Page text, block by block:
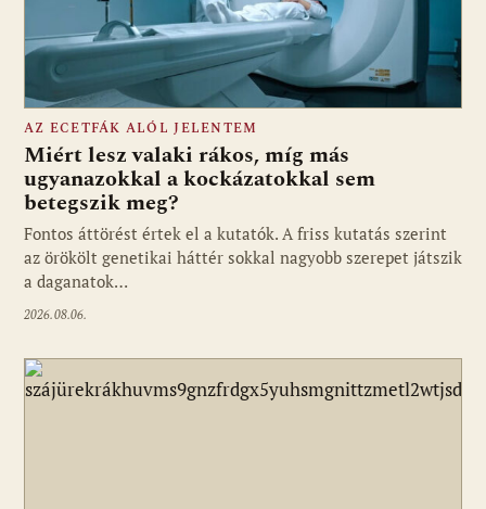
AZ ECETFÁK ALÓL JELENTEM
Miért lesz valaki rákos, míg más
ugyanazokkal a kockázatokkal sem
betegszik meg?
Fontos áttörést értek el a kutatók. A friss kutatás szerint
az örökölt genetikai háttér sokkal nagyobb szerepet játszik
a daganatok…
2026.08.06.